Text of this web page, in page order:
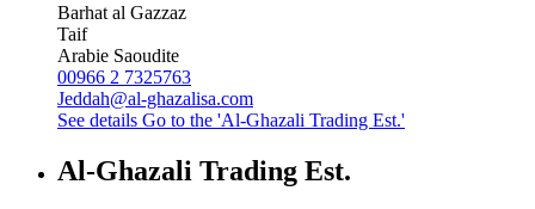
Barhat al Gazzaz
Taif
Arabie Saoudite
00966 2 7325763
Jeddah@al-ghazalisa.com
See details Go to the 'Al-Ghazali Trading Est.'
Al-Ghazali Trading Est.